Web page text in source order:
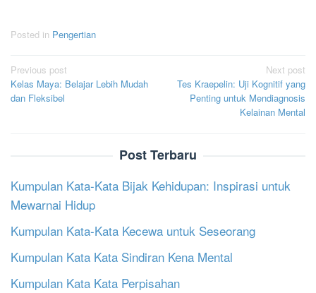
Posted in Pengertian
Post
navigation
Previous post
Kelas Maya: Belajar Lebih Mudah
dan Fleksibel
Next post
Tes Kraepelin: Uji Kognitif yang
Penting untuk Mendiagnosis
Kelainan Mental
Post Terbaru
Kumpulan Kata-Kata Bijak Kehidupan: Inspirasi untuk
Mewarnai Hidup
Kumpulan Kata-Kata Kecewa untuk Seseorang
Kumpulan Kata Kata Sindiran Kena Mental
Kumpulan Kata Kata Perpisahan